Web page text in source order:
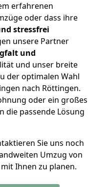
erfahrenen
oder dass ihre
stressfrei
unsere Partner
und
und unser breite
der optimalen Wahl
nach Röttingen.
oder ein großes
die passende Lösung
Sie uns noch
Umzug von
Ihnen zu planen.